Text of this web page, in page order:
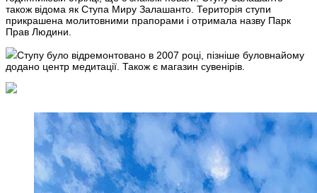
також відома як Ступа Миру Залашанто. Територія ступи
прикрашена молитовними прапорами і отримала назву Парк
Прав Людини.
Ступу було відремонтовано в 2007 році, пізніше буловнайому
додано центр медитації. Також є магазин сувенірів.